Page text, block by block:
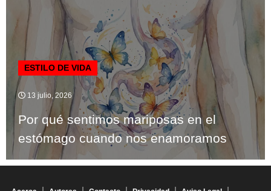
ESTILO DE VIDA
13 julio, 2026
Por qué sentimos mariposas en el
estómago cuando nos enamoramos